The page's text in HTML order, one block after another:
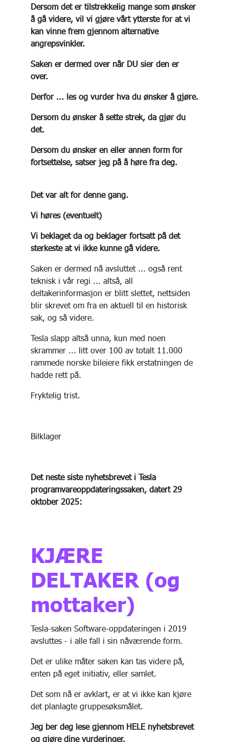
Dersom det er tilstrekkelig mange som ønsker
å gå videre, vil vi gjøre vårt ytterste for at vi
kan vinne frem gjennom alternative
angrepsvinkler.
Saken er dermed over når DU sier den er
over.
Derfor ... les og vurder hva du ønsker å gjøre.
Dersom du ønsker å sette strek, da gjør du
det.
Dersom du ønsker en eller annen form for
fortsettelse, satser jeg på å høre fra deg.
Det var alt for denne gang.
Vi høres (eventuelt)
Vi beklaget da og beklager fortsatt på det
sterkeste at vi ikke kunne gå videre.
Saken er dermed nå avsluttet ... også rent
teknisk i vår regi ... altså, all
deltakerinformasjon er blitt slettet, nettsiden
blir skrevet om fra en aktuell til en historisk
sak, og så videre.
Tesla slapp altså unna, kun med noen
skrammer ... litt over 100 av totalt 11.000
rammede norske bileiere fikk erstatningen de
hadde rett på.
Fryktelig trist.
Bilklager
Det neste siste nyhetsbrevet i Tesla
programvareoppdateringssaken, datert 29
oktober 2025:
KJÆRE
DELTAKER (og
mottaker)
Tesla-saken Software-oppdateringen i 2019
avsluttes - i alle fall i sin nåværende form.
Det er ulike måter saken kan tas videre på,
enten på eget initiativ, eller samlet.
Det som nå er avklart, er at vi ikke kan kjøre
det planlagte gruppesøksmålet.
Jeg ber deg lese gjennom HELE nyhetsbrevet
og gjøre dine vurderinger.